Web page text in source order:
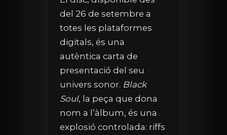
del 26 de setembre a
totes les plataformes
digitals, és una
autèntica carta de
presentació del seu
univers sonor. Black
Soul, la peça que dona
nom a l’àlbum, és una
explosió controlada: riffs